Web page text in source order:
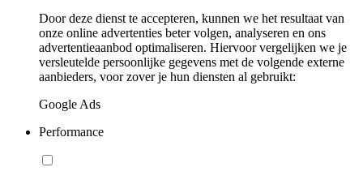
Door deze dienst te accepteren, kunnen we het resultaat van
onze online advertenties beter volgen, analyseren en ons
advertentieaanbod optimaliseren. Hiervoor vergelijken we je
versleutelde persoonlijke gegevens met de volgende externe
aanbieders, voor zover je hun diensten al gebruikt:
Google Ads
Performance